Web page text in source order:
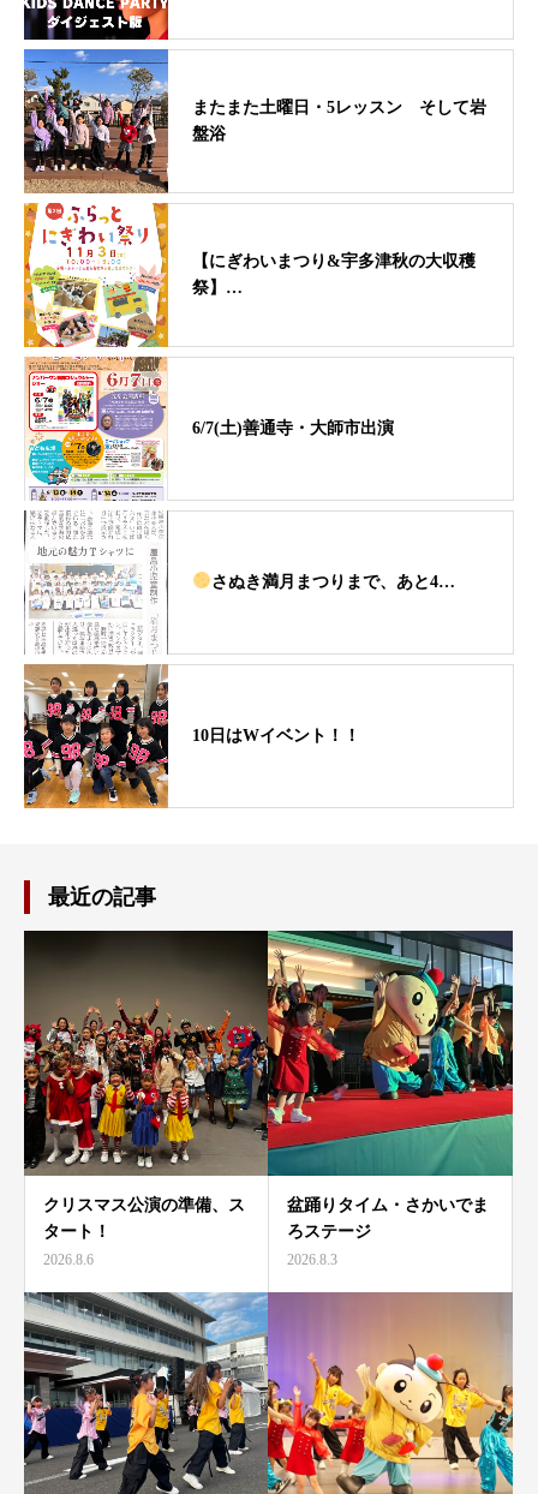
またまた土曜日・5レッスン そして岩
盤浴
【にぎわいまつり&宇多津秋の大収穫
祭】…
6/7(土)善通寺・大師市出演
さぬき満月まつりまで、あと4…
10日はWイベント！！
最近の記事
クリスマス公演の準備、ス
タート！
2026.8.6
盆踊りタイム・さかいでま
ろステージ
2026.8.3